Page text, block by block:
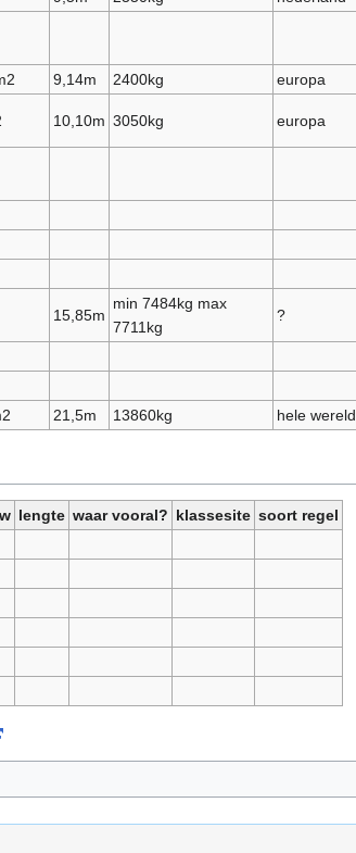
9,14m 2400kg
europa
10,10m 3050kg europa
15,85m
min 7484kg max
7711kg
?
21,5m 13860kg hele wereld
lengte waar vooral? klassesite soort regel